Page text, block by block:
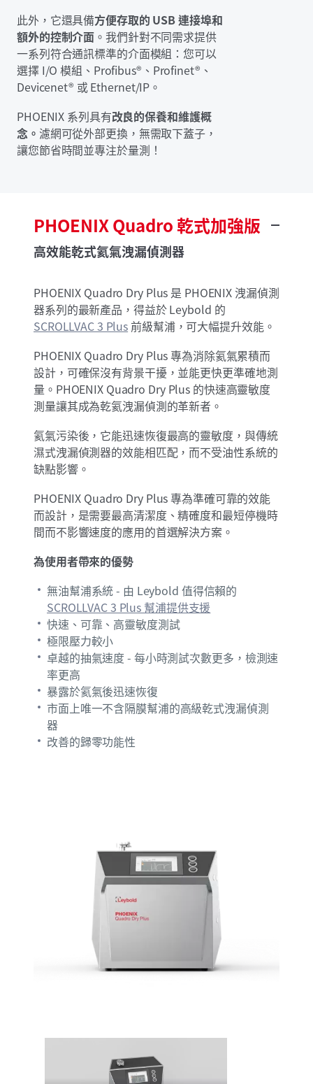
此外，它還具備方便存取的 USB 連接埠和
額外的控制介面 。我們針對不同需求提供
一系列符合通訊標準的介面模組：您可以
選擇 I/O 模組、Profibus®、Profinet®、
Devicenet® 或 Ethernet/IP。
PHOENIX 系列具有改良的保養和維護概
念。 濾網可從外部更換，無需取下蓋子，
讓您節省時間並專注於量測！
PHOENIXQuadro乾式加強版
高效能乾式氦氣洩漏偵測器
PHOENIX Quadro Dry Plus 是 PHOENIX 洩漏偵測
器系列的最新產品，得益於 Leybold 的
SCROLLVAC 3 Plus 前級幫浦，可大幅提升效能。
PHOENIX Quadro Dry Plus 專為消除氦氣累積而
設計，可確保沒有背景干擾，並能更快更準確地測
量。PHOENIX Quadro Dry Plus 的快速高靈敏度
測量讓其成為乾氦洩漏偵測的革新者。
氦氣污染後，它能迅速恢復最高的靈敏度，與傳統
濕式洩漏偵測器的效能相匹配，而不受油性系統的
缺點影響。
PHOENIX Quadro Dry Plus 專為準確可靠的效能
而設計，是需要最高清潔度、精確度和最短停機時
間而不影響速度的應用的首選解決方案。
為使用者帶來的優勢
無油幫浦系統 - 由 Leybold 值得信賴的
SCROLLVAC 3 Plus 幫浦提供支援
快速、可靠、高靈敏度測試
極限壓力較小
卓越的抽氣速度 - 每小時測試次數更多，檢測速
率更高
暴露於氦氣後迅速恢復
市面上唯一不含隔膜幫浦的高級乾式洩漏偵測
器
改善的歸零功能性